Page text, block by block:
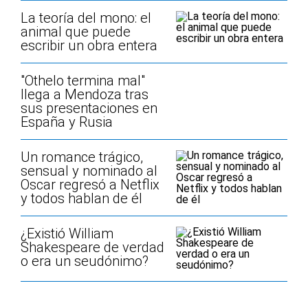
La teoría del mono: el
animal que puede
escribir un obra entera
"Othelo termina mal"
llega a Mendoza tras
sus presentaciones en
España y Rusia
Un romance trágico,
sensual y nominado al
Oscar regresó a Netflix
y todos hablan de él
¿Existió William
Shakespeare de verdad
o era un seudónimo?